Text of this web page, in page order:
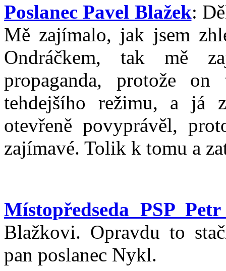
Poslanec Pavel Blažek:
Mě zajímalo, jak jsem
Ondráčkem, tak mě
propaganda, protože
tehdejšího režimu, a já
otevřeně povyprávěl,
zajímavé. Tolik k tomu a
Místopředseda PSP
Blažkovi. Opravdu to
pan poslanec Nykl.